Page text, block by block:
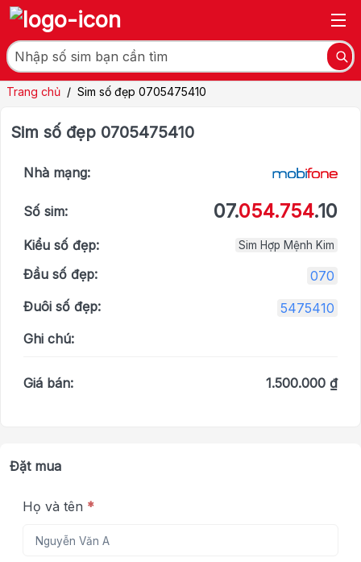
Trang chủ / Sim số đẹp 0705475410
Sim số đẹp 0705475410
Nhà mạng:
Số sim: 07.054.754.10
Kiểu số đẹp: Sim Hợp Mệnh Kim
Đầu số đẹp:
070
Đuôi số đẹp:
5475410
Ghi chú:
Giá bán: 1.500.000 ₫
Đặt mua
Họ và tên *